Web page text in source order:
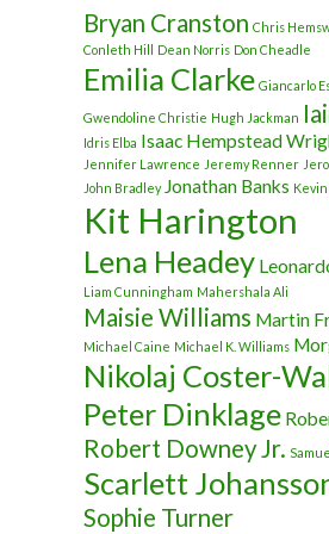
Bryan Cranston Chris
Conleth Hill
Dean Norris Don Cheadle
Emilia Clarke Giancarlo
Gwendoline Christie Hugh Jackman
Idris Elba Isaac Hempstead
Jennifer Lawrence Jeremy Renner
John Bradley Jonathan Banks Kevin
Kit Harington
Lena Headey
Liam Cunningham Mahershala Ali
Maisie Williams Martin
Michael Caine Michael K. Williams
Nikolaj Coster-
Peter Dinklage
Robert Downey Jr.
Scarlett
Sophie Turner